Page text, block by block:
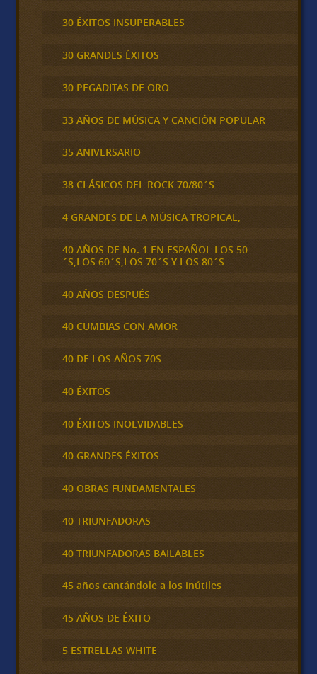
30 ÉXITOS INSUPERABLES
30 GRANDES ÉXITOS
30 PEGADITAS DE ORO
33 AÑOS DE MÚSICA Y CANCIÓN POPULAR
35 ANIVERSARIO
38 CLÁSICOS DEL ROCK 70/80´S
4 GRANDES DE LA MÚSICA TROPICAL,
40 AÑOS DE No. 1 EN ESPAÑOL LOS 50
´S,LOS 60´S,LOS 70´S Y LOS 80´S
40 AÑOS DESPUÉS
40 CUMBIAS CON AMOR
40 DE LOS AÑOS 70S
40 ÉXITOS
40 ÉXITOS INOLVIDABLES
40 GRANDES ÉXITOS
40 OBRAS FUNDAMENTALES
40 TRIUNFADORAS
40 TRIUNFADORAS BAILABLES
45 años cantándole a los inútiles
45 AÑOS DE ÉXITO
5 ESTRELLAS WHITE